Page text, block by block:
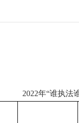
2022年“谁执法